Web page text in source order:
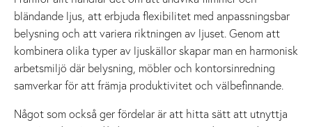
bländande ljus, att erbjuda flexibilitet med anpassningsbar
belysning och att variera riktningen av ljuset. Genom att
kombinera olika typer av ljuskällor skapar man en harmonisk
arbetsmiljö där belysning, möbler och kontorsinredning
samverkar för att främja produktivitet och välbefinnande.
Något som också ger fördelar är att hitta sätt att utnyttja